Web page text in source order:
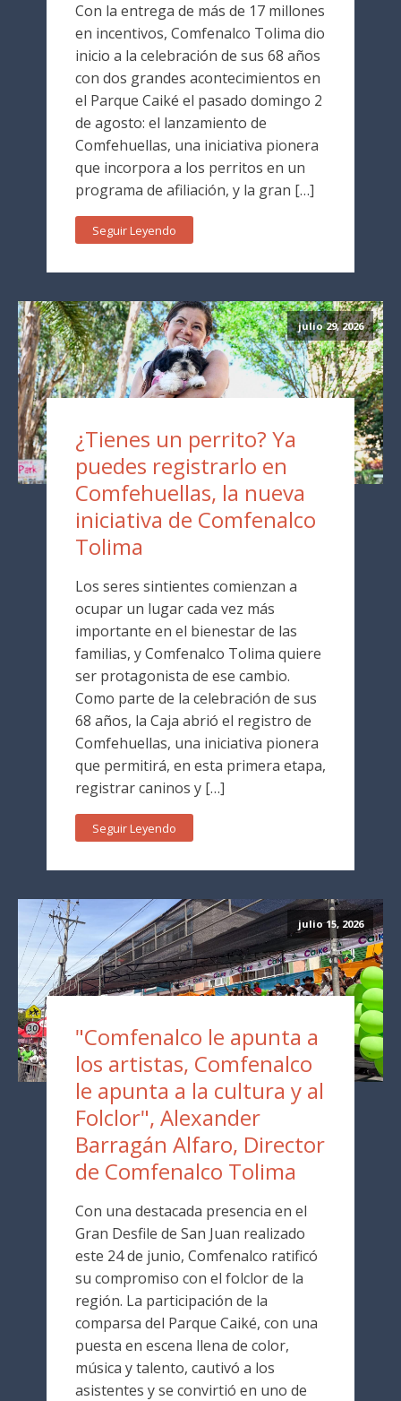
Con la entrega de más de 17 millones
en incentivos, Comfenalco Tolima dio
inicio a la celebración de sus 68 años
con dos grandes acontecimientos en
el Parque Caiké el pasado domingo 2
de agosto: el lanzamiento de
Comfehuellas, una iniciativa pionera
que incorpora a los perritos en un
programa de afiliación, y la gran […]
Seguir Leyendo
julio 29, 2026
¿Tienes un perrito? Ya
puedes registrarlo en
Comfehuellas, la nueva
iniciativa de Comfenalco
Tolima
Los seres sintientes comienzan a
ocupar un lugar cada vez más
importante en el bienestar de las
familias, y Comfenalco Tolima quiere
ser protagonista de ese cambio.
Como parte de la celebración de sus
68 años, la Caja abrió el registro de
Comfehuellas, una iniciativa pionera
que permitirá, en esta primera etapa,
registrar caninos y […]
Seguir Leyendo
julio 15, 2026
"Comfenalco le apunta a
los artistas, Comfenalco
le apunta a la cultura y al
Folclor", Alexander
Barragán Alfaro, Director
de Comfenalco Tolima
Con una destacada presencia en el
Gran Desfile de San Juan realizado
este 24 de junio, Comfenalco ratificó
su compromiso con el folclor de la
región. La participación de la
comparsa del Parque Caiké, con una
puesta en escena llena de color,
música y talento, cautivó a los
asistentes y se convirtió en uno de